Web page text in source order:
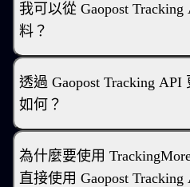
我可以從 Gaopost
料？
透過 Gaopost Tracking
如何？
為什麼要使用
直接使用 Gaopost Tracking